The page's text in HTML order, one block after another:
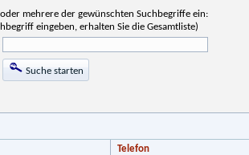
mehrere der gewünschten Suchbegriffe ein:
eingeben, erhalten Sie die Gesamtliste)
Suche starten
Telefon